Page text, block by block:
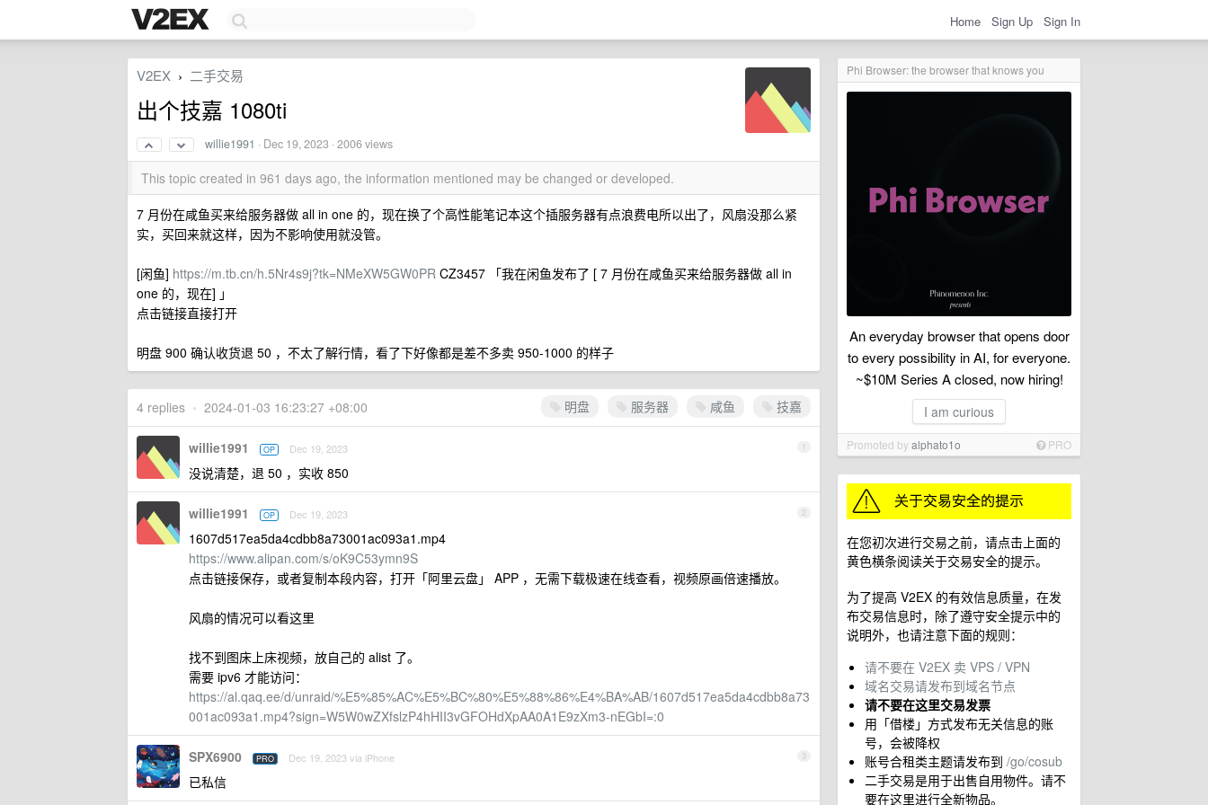
Home Sign Up Sign In
Phi Browser: the browser that knows you
An everyday browser that opens door
to every possibility in AI, for everyone.
~$10M Series A closed, now hiring!
I am curious
Promoted byalphato1o PRO
在您初次进行交易之前，请点击上面的
黄色横条阅读关于交易安全的提示。
为了提高 V2EX 的有效信息质量，在发
布交易信息时，除了遵守安全提示中的
说明外，也请注意下面的规则：
请不要在 V2EX 卖 VPS / VPN
域名交易请发布到域名节点
请不要在这里交易发票
用「借楼」方式发布无关信息的账
号，会被降权
账号合租类主题请发布到 /go/cosub
二手交易是用于出售自用物件。请不
要在这里进行全新物品。
V2EX › 二手交易
出个技嘉 1080ti
willie1991 · Dec 19, 2023 · 2006 views
This topic created in 961 days ago, the information mentioned may be changed or developed.
7 月份在咸鱼买来给服务器做 all in one 的，现在换了个高性能笔记本这个插服务器有点浪费电所以出了，风扇没那么紧
实，买回来就这样，因为不影响使用就没管。
[闲鱼] https://m.tb.cn/h.5Nr4s9j?tk=NMeXW5GW0PR CZ3457 「我在闲鱼发布了 [ 7 月份在咸鱼买来给服务器做 all in
one 的，现在] 」
点击链接直接打开
明盘 900 确认收货退 50 ，不太了解行情，看了下好像都是差不多卖 950-1000 的样子
明盘 服务器 咸鱼 技嘉
4 replies • 2024-01-03 16:23:27 +08:00
1
willie1991 OP Dec 19, 2023
没说清楚，退 50 ，实收 850
2
willie1991 OP Dec 19, 2023
1607d517ea5da4cdbb8a73001ac093a1.mp4
https://www.alipan.com/s/oK9C53ymn9S
点击链接保存，或者复制本段内容，打开「阿里云盘」 APP ，无需下载极速在线查看，视频原画倍速播放。
风扇的情况可以看这里
找不到图床上床视频，放自己的 alist 了。
需要 ipv6 才能访问：
https://al.qaq.ee/d/unraid/%E5%85%AC%E5%BC%80%E5%88%86%E4%BA%AB/1607d517ea5da4cdbb8a73
001ac093a1.mp4?sign=W5W0wZXfslzP4hHII3vGFOHdXpAA0A1E9zXm3-nEGbI=:0
3
SPX6900 PRO Dec 19, 2023 via iPhone
已私信